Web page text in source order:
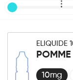
ELIQUIDE
POMME
10mg